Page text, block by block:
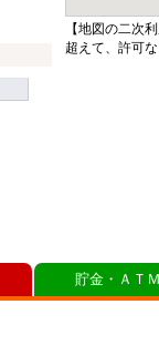
【地図の二次
超えて、許可
貯金・ＡＴ